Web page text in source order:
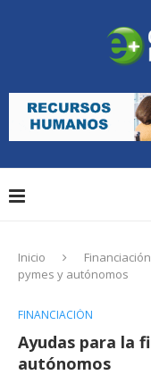
Inicio Financiación
pymes y autónomos
FINANCIACIÓN
Ayudas para la
autónomos